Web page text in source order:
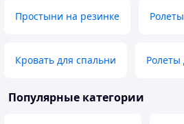
Простыни на резинке
Кровать для спальни
Популярные категории